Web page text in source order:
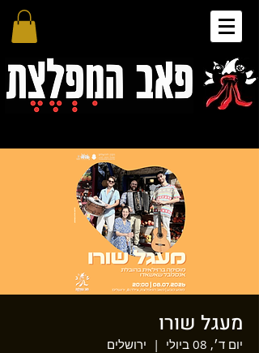
מעגל שורו
יום ד׳, 08 ביולי
  |
ירושלים